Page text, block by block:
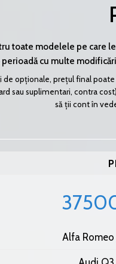
toate modelele pe care
perioadă cu multe
opționale, prețul final
sau suplimentari, contra
să ții cont în
Alfa